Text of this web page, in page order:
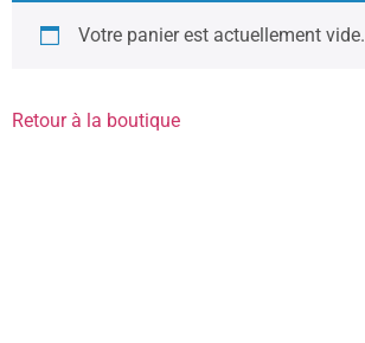
Votre panier est actuellement vide.
Retour à la boutique